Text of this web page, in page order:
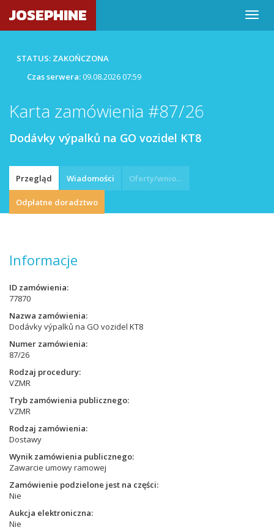
JOSEPHINE
STATUS: ZAKOŃCZONA
Czas serwera:09.08.2026 07:59
Karta zamówienia #87/26
Dodávky výpalků na GO vozidel KT8
Przegląd Wiadomości Oferty/wnioski
Odpłatne doradztwo
Informacje
ID zamówienia
77870
Nazwa zamówienia
Dodávky výpalků na GO vozidel KT8
Numer zamówienia
87/26
Rodzaj procedury
VZMR
Tryb zamówienia publicznego
VZMR
Rodzaj zamówienia
Dostawy
Wynik zamówienia publicznego
Zawarcie umowy ramowej
Zamówienie podzielone jest na części
Nie
Aukcja elektroniczna
Nie